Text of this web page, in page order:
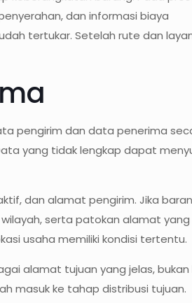
dan informasi biaya
tertukar. Setelah rute dan
pengirim dan data penerima
yang tidak lengkap dapat
dan alamat pengirim. Jika
serta patokan alamat
usaha memiliki kondisi tertentu.
alamat tujuan yang jelas, bukan
masuk ke tahap distribusi tujuan.